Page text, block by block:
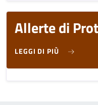
Allerte di
LEGGI DI PIÙSU